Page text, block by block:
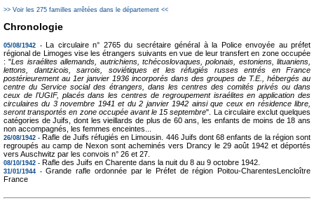
>> Voir les 275 familles arrêtées dans le département <<
Chronologie
05/08/1942 - La circulaire n° 2765 du secrétaire général à la Police envoyée au préfet
régional de Limoges vise les étrangers suivants en vue de leur transfert en zone occupée
: "Les israélites allemands, autrichiens, tchécoslovaques, polonais, estoniens, lituaniens,
lettons, dantzicois, sarrois, soviétiques et les réfugiés russes entrés en France
postérieurement au 1er janvier 1936 incorporés dans des groupes de T.E., hébergés au
centre du Service social des étrangers, dans les centres des comités privés ou dans
ceux de l'UGIF, placés dans les centres de regroupement israélites en application des
circulaires du 3 novembre 1941 et du 2 janvier 1942 ainsi que ceux en résidence libre,
seront transportés en zone occupée avant le 15 septembre". La circulaire exclut quelques
catégories de Juifs, dont les vieillards de plus de 60 ans, les enfants de moins de 18 ans
non accompagnés, les femmes enceintes...
26/08/1942 - Rafle de Juifs réfugiés en Limousin. 446 Juifs dont 68 enfants de la région sont
regroupés au camp de Nexon sont acheminés vers Drancy le 29 août 1942 et déportés
vers Auschwitz par les convois n° 26 et 27.
08/10/1942 - Rafle des Juifs en Charente dans la nuit du 8 au 9 octobre 1942.
31/01/1944 - Grande rafle ordonnée par le Préfet de région Poitou-CharentesLencloître
France